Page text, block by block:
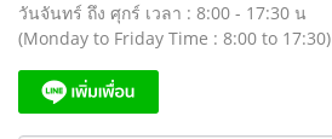
วันจันทร์ ถึง ศุกร์ เวลา : 8:00 - 17:30 น
(Monday to Friday Time : 8:00 to 17:30)